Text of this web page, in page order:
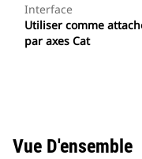
Interface
Utiliser comme
par axes Cat
Vue D'ensemble